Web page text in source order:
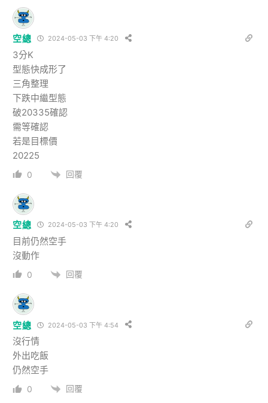
空總 2024-05-03 下午 4:20
3分K
型態快成形了
三角整理
下跌中繼型態
破20335確認
需等確認
若是目標價
20225
0 回覆
空總 2024-05-03 下午 4:20
目前仍然空手
沒動作
0 回覆
空總 2024-05-03 下午 4:54
沒行情
外出吃飯
仍然空手
0 回覆